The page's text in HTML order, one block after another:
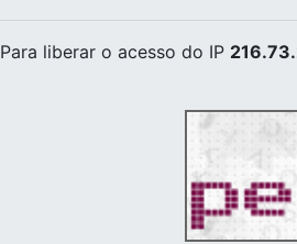
Para liberar o acesso do IP